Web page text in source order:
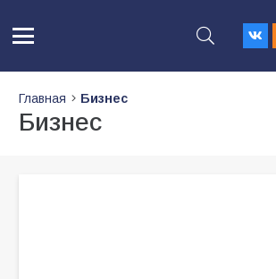
Главная Бизнес
Бизнес